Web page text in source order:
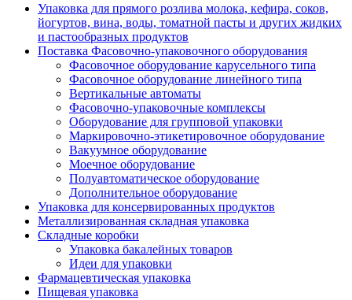
Упаковка для прямого розлива молока, кефира, соков,
йогуртов, вина, воды, томатной пасты и других жидких
и пастообразных продуктов
Поставка Фасовочно-упаковочного оборудования
Фасовочное оборудование карусельного типа
Фасовочное оборудование линейного типа
Вертикальные автоматы
Фасовочно-упаковочные комплексы
Оборудование для групповой упаковки
Маркировочно-этикетировочное оборудование
Вакуумное оборудование
Моечное оборудование
Полуавтоматическое оборудование
Дополнительное оборудование
Упаковка для консервированных продуктов
Металлизированная складная упаковка
Складные коробки
Упаковка бакалейных товаров
Идеи для упаковки
Фармацевтическая упаковка
Пищевая упаковка